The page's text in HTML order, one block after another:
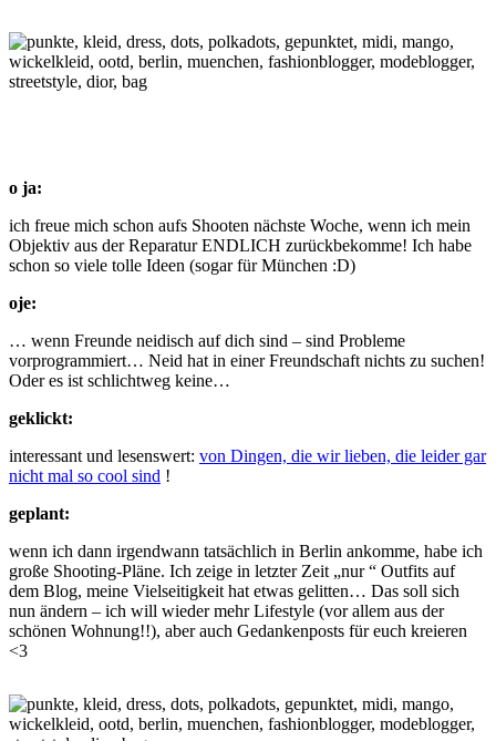
o ja:
ich freue mich schon aufs Shooten nächste Woche, wenn ich mein
Objektiv aus der Reparatur ENDLICH zurückbekomme! Ich habe
schon so viele tolle Ideen (sogar für München :D)
oje:
… wenn Freunde neidisch auf dich sind – sind Probleme
vorprogrammiert… Neid hat in einer Freundschaft nichts zu suchen!
Oder es ist schlichtweg keine…
geklickt:
interessant und lesenswert: von Dingen, die wir lieben, die leider gar
nicht mal so cool sind !
geplant:
wenn ich dann irgendwann tatsächlich in Berlin ankomme, habe ich
große Shooting-Pläne. Ich zeige in letzter Zeit „nur “ Outfits auf
dem Blog, meine Vielseitigkeit hat etwas gelitten… Das soll sich
nun ändern – ich will wieder mehr Lifestyle (vor allem aus der
schönen Wohnung!!), aber auch Gedankenposts für euch kreieren
<3